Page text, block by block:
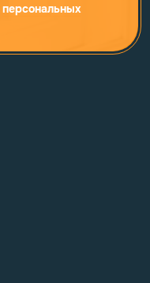
персональных